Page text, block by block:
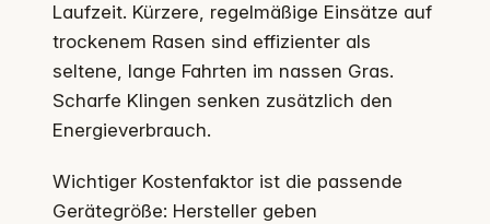
Laufzeit. Kürzere, regelmäßige Einsätze auf
trockenem Rasen sind effizienter als
seltene, lange Fahrten im nassen Gras.
Scharfe Klingen senken zusätzlich den
Energieverbrauch.
Wichtiger Kostenfaktor ist die passende
Gerätegröße: Hersteller geben